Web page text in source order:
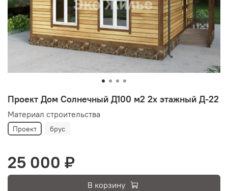
Проект Дом Солнечный Д100 м2 2х этажный Д-22
Материал строительства
Проект брус
25 000 ₽
В корзину